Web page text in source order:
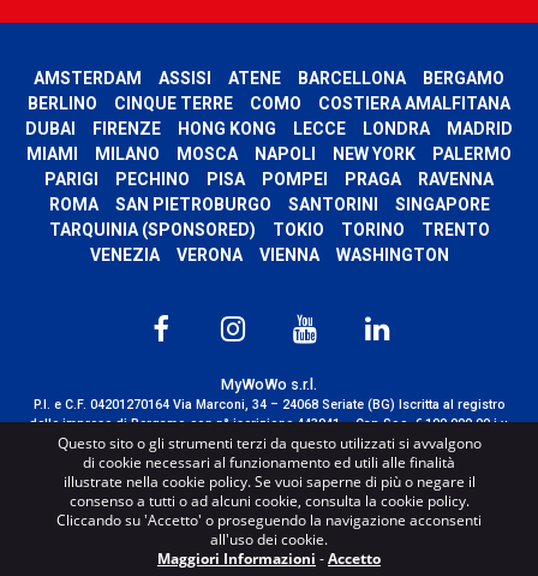
AMSTERDAM ASSISI ATENE BARCELLONA
BERGAMO
BERLINO
CINQUE TERRE COMO
COSTIERA AMALFITANA
DUBAI
FIRENZE HONG KONG LECCE LONDRA
MADRID
MIAMI
MILANO MOSCA NAPOLI NEW YORK
PALERMO
PARIGI
PECHINO PISA POMPEI PRAGA
RAVENNA
ROMA
SAN PIETROBURGO SANTORINI
SINGAPORE
TARQUINIA (SPONSORED)
TOKIO TORINO
TRENTO
VENEZIA
VERONA VIENNA WASHINGTON
MyWoWo s.r.l.
P.I. e C.F. 04201270164 Via Marconi, 34 – 24068 Seriate (BG) Iscritta al registro
delle imprese di Bergamo con n° iscrizione 443941 – Cap.Soc. € 100.000,00 i.v.
TERMS AND CONDITIONS-CREDITS
Questo sito o gli strumenti terzi da questo utilizzati si avvalgono
di cookie necessari al funzionamento ed utili alle finalità
illustrate nella cookie policy. Se vuoi saperne di più o negare il
consenso a tutti o ad alcuni cookie, consulta la cookie policy.
Cliccando su 'Accetto' o proseguendo la navigazione acconsenti
all'uso dei cookie.
Maggiori Informazioni -Accetto